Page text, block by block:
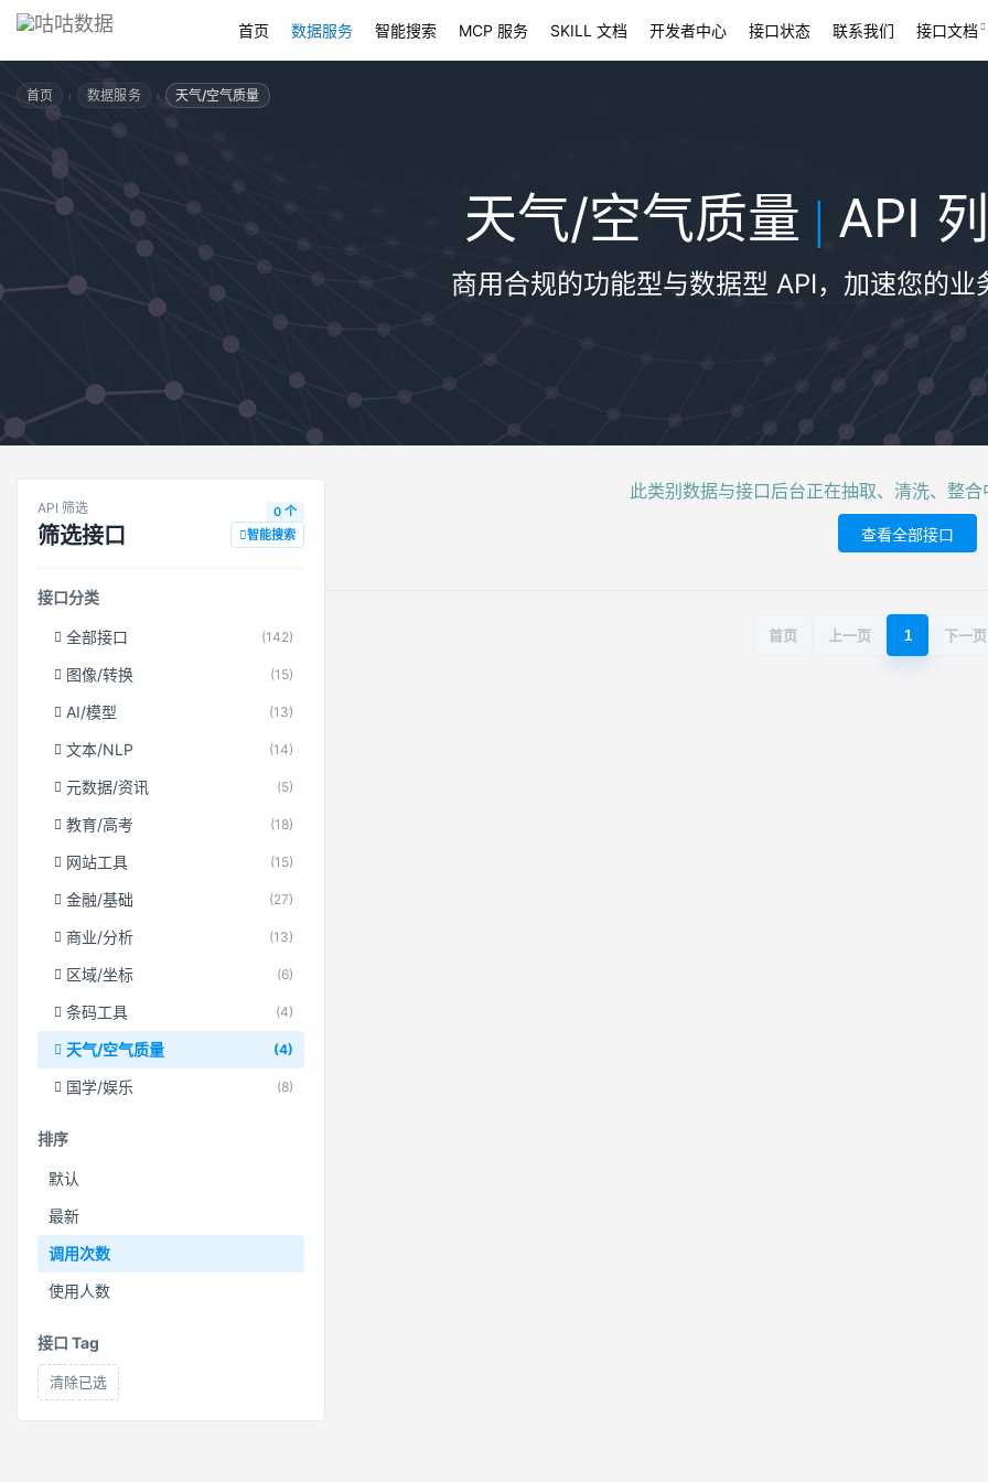
首页 数据服务 智能搜索 MCP 服务 SKILL 文档 开发者中心 接口状态 联系我们 接口文档
首页 › 数据服务 › 天气/空气质量
天气/空气质量 | API
商用合规的功能型与数据型 API，加速您的业
API 筛选
筛选接口
0 个
智能搜索
接口分类
全部接口 (142)
图像/转换 (15)
AI/模型 (13)
文本/NLP (14)
元数据/资讯 (5)
教育/高考 (18)
网站工具 (15)
金融/基础 (27)
商业/分析 (13)
区域/坐标 (6)
条码工具 (4)
天气/空气质量 (4)
国学/娱乐 (8)
排序
默认
最新
调用次数
使用人数
接口 Tag
清除已选
此类别数据与接口后台正在抽取、清洗、整
查看全部接口
首页 上一页 1 下一页